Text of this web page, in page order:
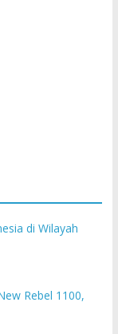
di Wilayah
Rebel 1100,